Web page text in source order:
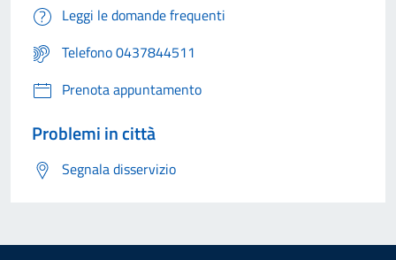
Leggi le domande frequenti
Telefono 0437844511
Prenota appuntamento
Problemi in città
Segnala disservizio